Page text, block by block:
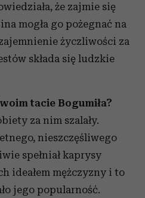
że zajmie się
mogła go pożegnać na
życzliwości za
składa się ludzkie
tacie Bogumiła?
za nim szalały.
nieszczęśliwego
spełniał kaprysy
ideałem mężczyzny i to
jego popularność.